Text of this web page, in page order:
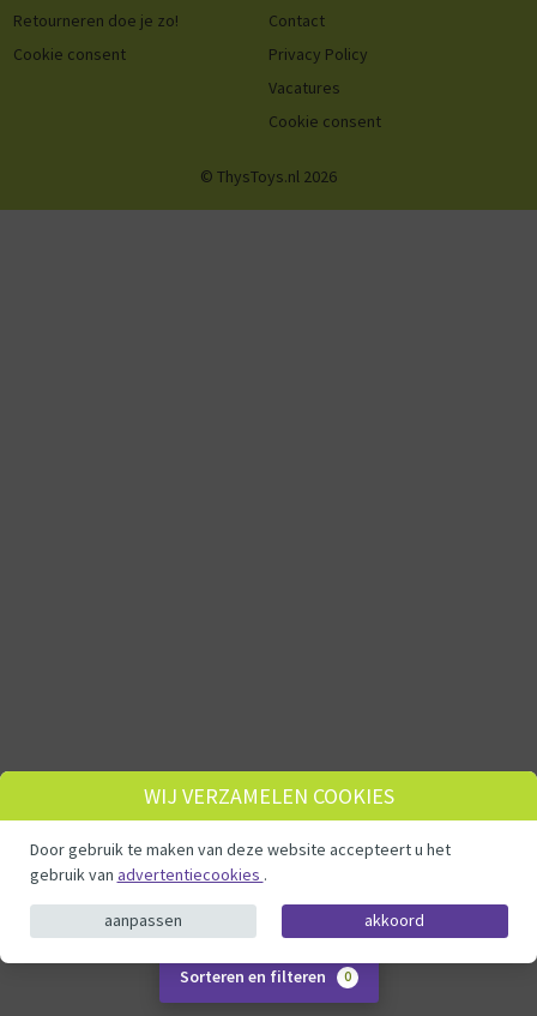
Sorteren en filteren 0
Retourneren doe je zo!
Cookie consent
Contact
Privacy Policy
Vacatures
Cookie consent
© ThysToys.nl 2026
WIJ VERZAMELEN COOKIES
Door gebruik te maken van deze website accepteert u het
gebruik van advertentiecookies .
aanpassen akkoord